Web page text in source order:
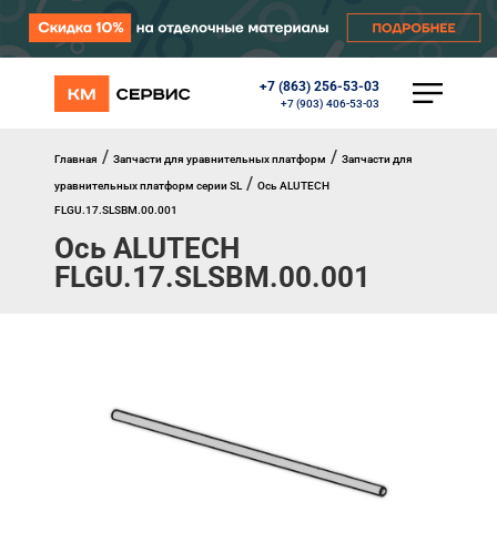
+7 (863) 256-53-03
+7 (903) 406-53-03
КАТАЛОГ
Перегрузочное оборудование
Уличные калитки
Шлагбаумы
Противопожарные ворота
Противопожарные шторы
Главная / Запчасти для уравнительных платформ / Запчасти для
уравнительных платформ серии SL / Ось ALUTECH
FLGU.17.SLSBM.00.001
Ось ALUTECH
FLGU.17.SLSBM.00.001